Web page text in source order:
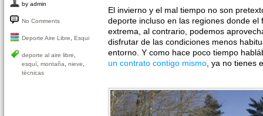
by admin
No Comments
Deporte Aire Libre Esqui
deporte al aire libre
esquí montaña nieve
técnicas
El invierno y el mal tiempo no son
deporte incluso en las regiones donde
extrema, al contrario, podemos
disfrutar de las condiciones menos
entorno. Y como hace poco tiempo
un contrato contigo mismo , ya no tienes